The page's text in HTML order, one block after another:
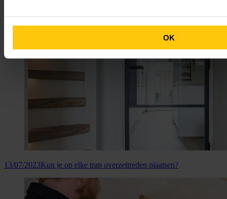
OK
13/07/2023Kun je op elke trap overzettreden plaatsen?